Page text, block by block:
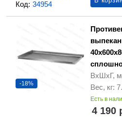
Код: 34954
-18%
ВхШхГ,
Вес, кг:
Есть в
4 190